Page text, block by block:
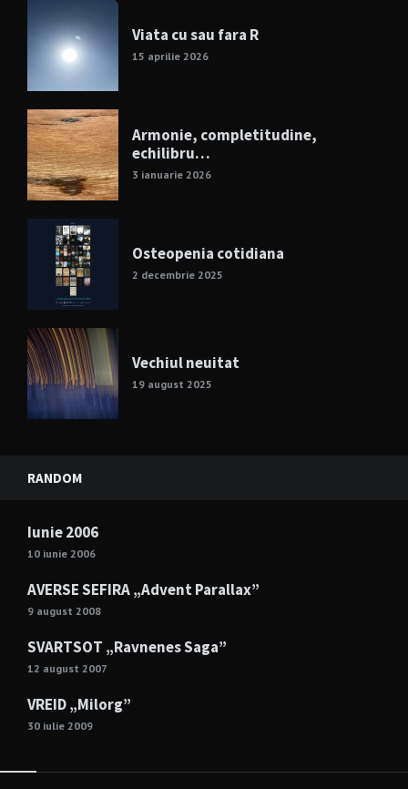
Viata cu sau fara R
15 aprilie 2026
Armonie, completitudine,
echilibru…
3 ianuarie 2026
Osteopenia cotidiana
2 decembrie 2025
Vechiul neuitat
19 august 2025
RANDOM
Iunie 2006
10 iunie 2006
AVERSE SEFIRA „Advent Parallax”
9 august 2008
SVARTSOT „Ravnenes Saga”
12 august 2007
VREID „Milorg”
30 iulie 2009